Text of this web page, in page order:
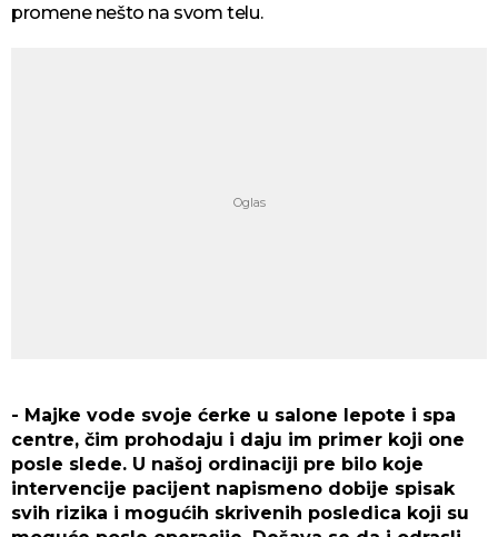
promene nešto na svom telu.
- Majke vode svoje ćerke u salone lepote i spa
centre, čim prohodaju i daju im primer koji one
posle slede. U našoj ordinaciji pre bilo koje
intervencije pacijent napismeno dobije spisak
svih rizika i mogućih skrivenih posledica koji su